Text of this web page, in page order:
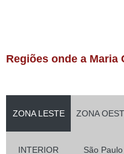
Regiões onde a Maria
ZONA LESTE ZONA
INTERIOR São Paulo